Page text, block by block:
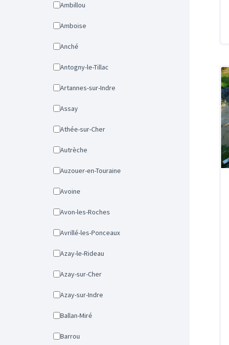
Ambillou
Amboise
Anché
Antogny-le-Tillac
Artannes-sur-Indre
Assay
Athée-sur-Cher
Autrèche
Auzouer-en-Touraine
Avoine
Avon-les-Roches
Avrillé-les-Ponceaux
Azay-le-Rideau
Azay-sur-Cher
Azay-sur-Indre
Ballan-Miré
Barrou